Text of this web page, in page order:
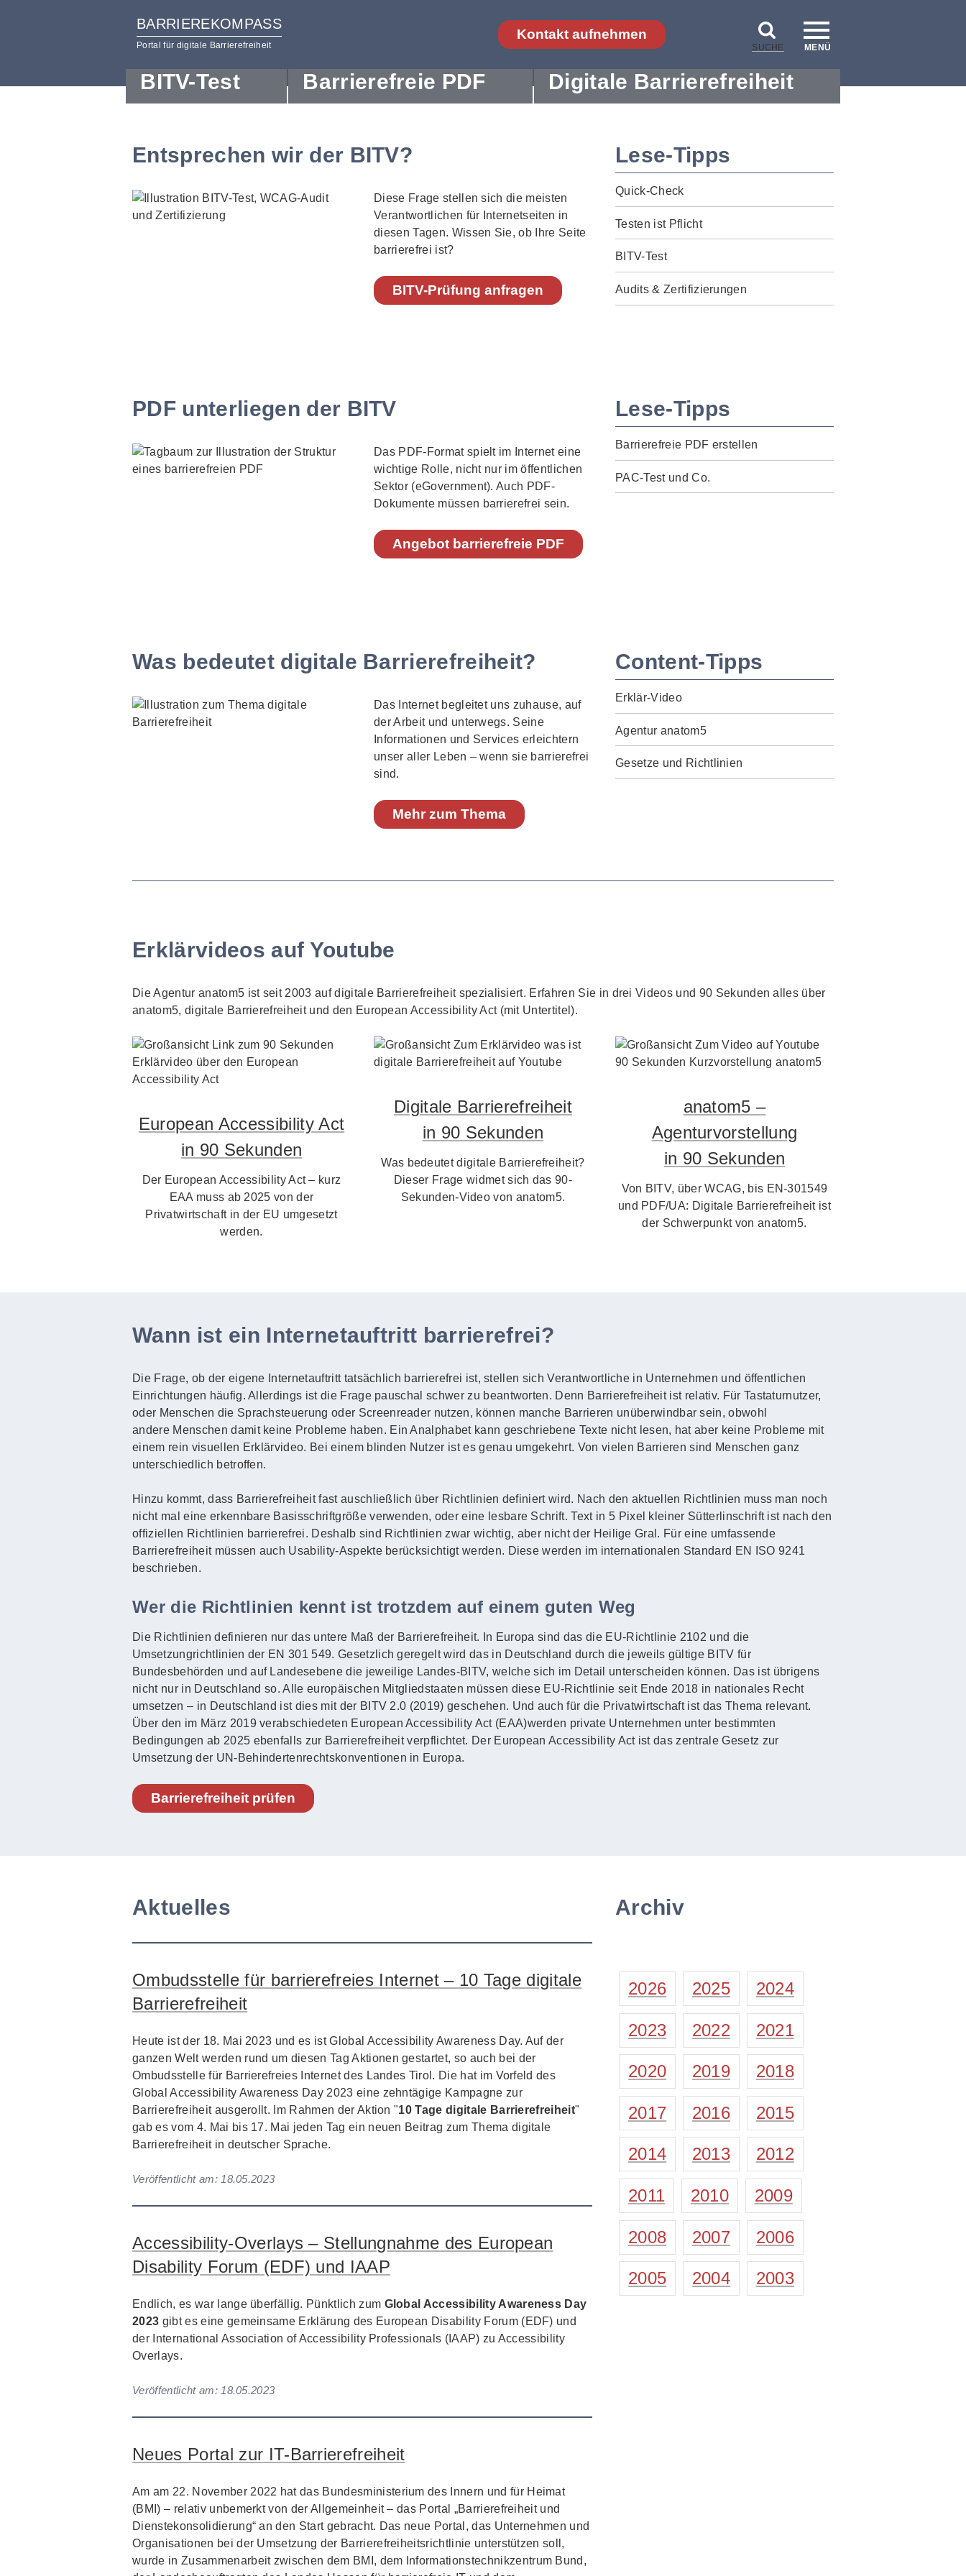
BARRIEREKOMPASS
Portal für digitale Barrierefreiheit
Kontakt aufnehmen
SUCHE MENÜ
BITV-Test Barrierefreie PDF Digitale Barrierefreiheit
Entsprechen wir der BITV?
Diese Frage stellen sich die meisten
Verantwortlichen für Internetseiten in
diesen Tagen. Wissen Sie, ob Ihre Seite
barrierefrei ist?
BITV-Prüfung anfragen
Lese-Tipps
Quick-Check
Testen ist Pflicht
BITV-Test
Audits & Zertifizierungen
PDF unterliegen der BITV
Das PDF-Format spielt im Internet eine
wichtige Rolle, nicht nur im öffentlichen
Sektor (eGovernment). Auch PDF-
Dokumente müssen barrierefrei sein.
Angebot barrierefreie PDF
Lese-Tipps
Barrierefreie PDF erstellen
PAC-Test und Co.
Was bedeutet digitale Barrierefreiheit?
Das Internet begleitet uns zuhause, auf
der Arbeit und unterwegs. Seine
Informationen und Services erleichtern
unser aller Leben – wenn sie barrierefrei
sind.
Mehr zum Thema
Content-Tipps
Erklär-Video
Agentur anatom5
Gesetze und Richtlinien
Erklärvideos auf Youtube
Die Agentur anatom5 ist seit 2003 auf digitale Barrierefreiheit spezialisiert. Erfahren Sie in drei Videos und 90 Sekunden alles über
anatom5, digitale Barrierefreiheit und den European Accessibility Act (mit Untertitel).
European Accessibility Act
in 90 Sekunden
Der European Accessibility Act – kurz
EAA muss ab 2025 von der
Privatwirtschaft in der EU umgesetzt
werden.
Digitale Barrierefreiheit
in 90 Sekunden
Was bedeutet digitale Barrierefreiheit?
Dieser Frage widmet sich das 90-
Sekunden-Video von anatom5.
anatom5 –
Agenturvorstellung
in 90 Sekunden
Von BITV, über WCAG, bis EN-301549
und PDF/UA: Digitale Barrierefreiheit ist
der Schwerpunkt von anatom5.
Wann ist ein Internetauftritt barrierefrei?
Die Frage, ob der eigene Internetauftritt tatsächlich barrierefrei ist, stellen sich Verantwortliche in Unternehmen und öffentlichen
Einrichtungen häufig. Allerdings ist die Frage pauschal schwer zu beantworten. Denn Barrierefreiheit ist relativ. Für Tastaturnutzer,
oder Menschen die Sprachsteuerung oder Screenreader nutzen, können manche Barrieren unüberwindbar sein, obwohl
andere Menschen damit keine Probleme haben. Ein Analphabet kann geschriebene Texte nicht lesen, hat aber keine Probleme mit
einem rein visuellen Erklärvideo. Bei einem blinden Nutzer ist es genau umgekehrt. Von vielen Barrieren sind Menschen ganz
unterschiedlich betroffen.
Hinzu kommt, dass Barrierefreiheit fast auschließlich über Richtlinien definiert wird. Nach den aktuellen Richtlinien muss man noch
nicht mal eine erkennbare Basisschriftgröße verwenden, oder eine lesbare Schrift. Text in 5 Pixel kleiner Sütterlinschrift ist nach den
offiziellen Richtlinien barrierefrei. Deshalb sind Richtlinien zwar wichtig, aber nicht der Heilige Gral. Für eine umfassende
Barrierefreiheit müssen auch Usability-Aspekte berücksichtigt werden. Diese werden im internationalen Standard EN ISO 9241
beschrieben.
Wer die Richtlinien kennt ist trotzdem auf einem guten Weg
Die Richtlinien definieren nur das untere Maß der Barrierefreiheit. In Europa sind das die EU-Richtlinie 2102 und die
Umsetzungrichtlinien der EN 301 549. Gesetzlich geregelt wird das in Deutschland durch die jeweils gültige BITV für
Bundesbehörden und auf Landesebene die jeweilige Landes-BITV, welche sich im Detail unterscheiden können. Das ist übrigens
nicht nur in Deutschland so. Alle europäischen Mitgliedstaaten müssen diese EU-Richtlinie seit Ende 2018 in nationales Recht
umsetzen – in Deutschland ist dies mit der BITV 2.0 (2019) geschehen. Und auch für die Privatwirtschaft ist das Thema relevant.
Über den im März 2019 verabschiedeten European Accessibility Act (EAA)werden private Unternehmen unter bestimmten
Bedingungen ab 2025 ebenfalls zur Barrierefreiheit verpflichtet. Der European Accessibility Act ist das zentrale Gesetz zur
Umsetzung der UN-Behindertenrechtskonventionen in Europa.
Barrierefreiheit prüfen
Aktuelles
Ombudsstelle für barrierefreies Internet – 10 Tage digitale
Barrierefreiheit
Heute ist der 18. Mai 2023 und es ist Global Accessibility Awareness Day. Auf der
ganzen Welt werden rund um diesen Tag Aktionen gestartet, so auch bei der
Ombudsstelle für Barrierefreies Internet des Landes Tirol. Die hat im Vorfeld des
Global Accessibility Awareness Day 2023 eine zehntägige Kampagne zur
Barrierefreiheit ausgerollt. Im Rahmen der Aktion "10 Tage digitale Barrierefreiheit"
gab es vom 4. Mai bis 17. Mai jeden Tag ein neuen Beitrag zum Thema digitale
Barrierefreiheit in deutscher Sprache.
Veröffentlicht am: 18.05.2023
Accessibility-Overlays – Stellungnahme des European
Disability Forum (EDF) und IAAP
Endlich, es war lange überfällig. Pünktlich zum Global Accessibility Awareness Day
2023 gibt es eine gemeinsame Erklärung des European Disability Forum (EDF) und
der International Association of Accessibility Professionals (IAAP) zu Accessibility
Overlays.
Veröffentlicht am: 18.05.2023
Neues Portal zur IT-Barrierefreiheit
Am am 22. November 2022 hat das Bundesministerium des Innern und für Heimat
(BMI) – relativ unbemerkt von der Allgemeinheit – das Portal „Barrierefreiheit und
Dienstekonsolidierung“ an den Start gebracht. Das neue Portal, das Unternehmen und
Organisationen bei der Umsetzung der Barrierefreiheitsrichtlinie unterstützen soll,
wurde in Zusammenarbeit zwischen dem BMI, dem Informationstechnikzentrum Bund,
Archiv
2026 2025 2024
2023 2022 2021
2020 2019 2018
2017 2016 2015
2014 2013 2012
2011 2010 2009
2008 2007 2006
2005 2004 2003